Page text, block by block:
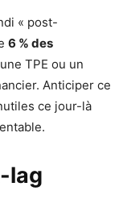
« post-
6 % des
TPE ou un
Anticiper ce
ce jour-là
lag